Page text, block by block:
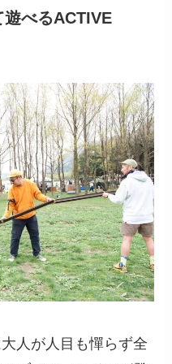
べるACTIVE
人が人目も憚らず全